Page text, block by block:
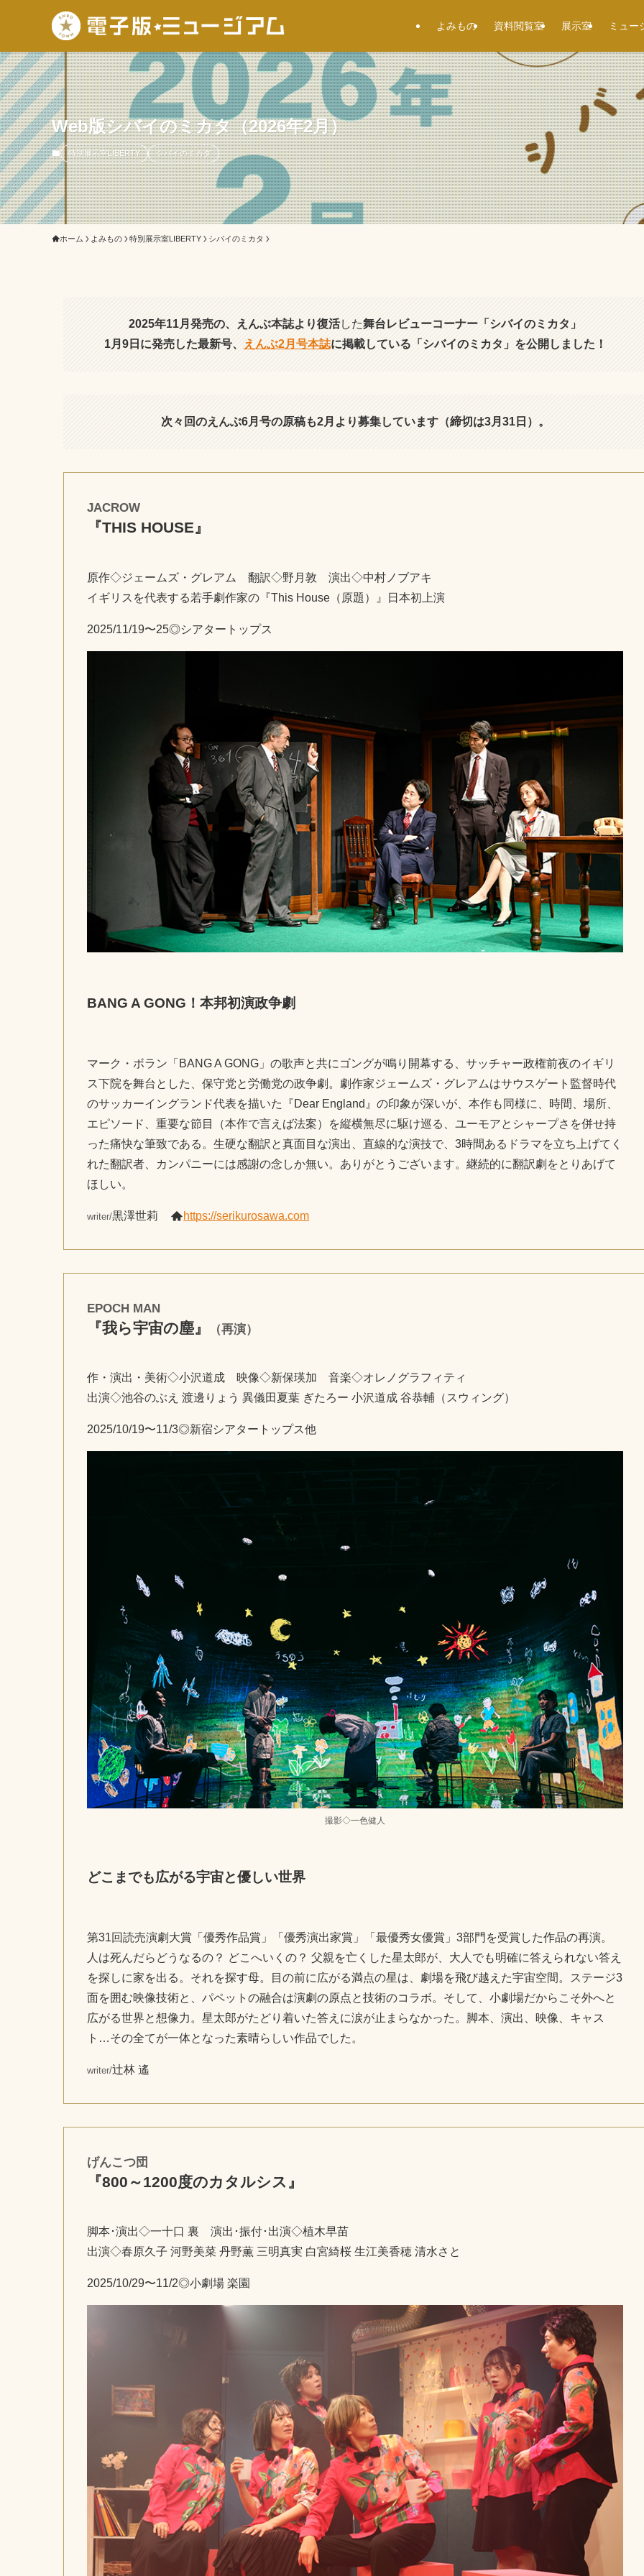
よみもの 資料閲覧室 展示室 ミュー
Web版シバイのミカタ（2026年2月）
特別展示室LIBERTY シバイのミカタ
ホーム よみもの 特別展示室LIBERTY シバイのミカタ
2025年11月発売の、えんぶ本誌より復活した舞台レビューコーナー 「シバイのミカタ」
1月9日に発売した最新号、
えんぶ2月号本誌に掲載している「シバイのミカタ」を公開しました！
次々回のえんぶ6月号の原稿も2月より募集しています（締切は3月31日）。
JACROW
『THIS HOUSE』
原作◇ジェームズ・グレアム 翻訳◇野月敦 演出◇中村ノブアキ
イギリスを代表する若手劇作家の『This House（原題）』日本初上演
2025/11/19〜25◎シアタートップス
BANG A GONG！本邦初演政争劇
マーク・ボラン「BANG A GONG」の歌声と共にゴングが鳴り開幕する、サッチャー政権前夜のイギリ
ス下院を舞台とした、保守党と労働党の政争劇。劇作家ジェームズ・グレアムはサウスゲート監督時代
のサッカーイングランド代表を描いた『Dear England』の印象が深いが、本作も同様に、時間、場所、
エピソード、重要な節目（本作で言えば法案）を縦横無尽に駆け巡る、ユーモアとシャープさを併せ持
った痛快な筆致である。生硬な翻訳と真面目な演出、直線的な演技で、3時間あるドラマを立ち上げてく
れた翻訳者、カンパニーには感謝の念しか無い。ありがとうございます。継続的に翻訳劇をとりあげて
ほしい。
writer/黒澤世莉 https://serikurosawa.com
EPOCH MAN
『我ら宇宙の塵』 （再演）
作・演出・美術◇小沢道成 映像◇新保瑛加 音楽◇オレノグラフィティ
出演◇池谷のぶえ 渡邊りょう 異儀田夏葉 ぎたろー 小沢道成 谷恭輔（スウィング）
2025/10/19〜11/3◎新宿シアタートップス他
撮影◇一色健人
どこまでも広がる宇宙と優しい世界
第31回読売演劇大賞「優秀作品賞」「優秀演出家賞」「最優秀女優賞」3部門を受賞した作品の再演。
人は死んだらどうなるの？ どこへいくの？ 父親を亡くした星太郎が、大人でも明確に答えられない答え
を探しに家を出る。それを探す母。目の前に広がる満点の星は、劇場を飛び越えた宇宙空間。ステージ3
面を囲む映像技術と、パペットの融合は演劇の原点と技術のコラボ。そして、小劇場だからこそ外へと
広がる世界と想像力。星太郎がたどり着いた答えに涙が止まらなかった。脚本、演出、映像、キャス
ト…その全てが一体となった素晴らしい作品でした。
writer/辻林 遙
げんこつ団
『800～1200度のカタルシス』
脚本･演出◇一十口 裏 演出･振付･出演◇植木早苗
出演◇春原久子 河野美菜 丹野薫 三明真実 白宮綺桜 生江美香穂 清水さと
2025/10/29〜11/2◎小劇場 楽園